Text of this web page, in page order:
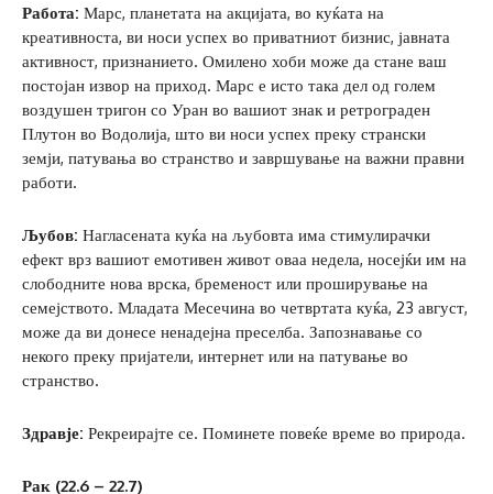
Работа: Марс, планетата на акцијата, во куќата на
креативноста, ви носи успех во приватниот бизнис, јавната
активност, признанието. Омилено хоби може да стане ваш
постојан извор на приход. Марс е исто така дел од голем
воздушен тригон со Уран во вашиот знак и ретрограден
Плутон во Водолија, што ви носи успех преку странски
земји, патувања во странство и завршување на важни правни
работи.
Љубов: Нагласената куќа на љубовта има стимулирачки
ефект врз вашиот емотивен живот оваа недела, носејќи им на
слободните нова врска, бременост или проширување на
семејството. Младата Месечина во четвртата куќа, 23 август,
може да ви донесе ненадејна преселба. Запознавање со
некого преку пријатели, интернет или на патување во
странство.
Здравје: Рекреирајте се. Поминете повеќе време во природа.
Рак (22.6 – 22.7)